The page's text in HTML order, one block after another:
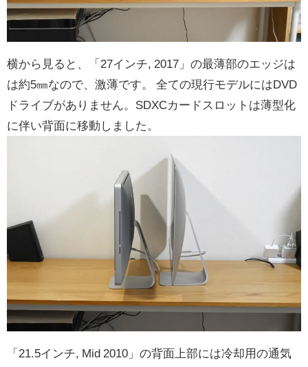
横から見ると、「27インチ, 2017」の最薄部のエッジは
は約5㎜なので、激薄です。 全ての現行モデルにはDVD
ドライブがありません。SDXCカードスロットは薄型化
に伴い背面に移動しました。
「21.5インチ, Mid 2010」の背面上部には冷却用の通気